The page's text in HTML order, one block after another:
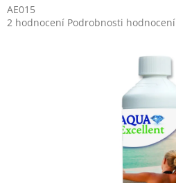
AE015
Průměrné
2 hodnocení Podrobnosti hodnocení